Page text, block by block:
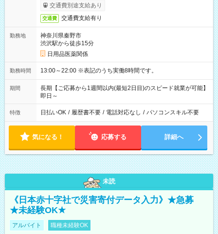
交通費別途支給あり
交通費 交通費支給有り
勤務地
神奈川県秦野市
渋沢駅から徒歩15分
日用品医薬関係
勤務時間 13:00～22:00 ※表記のうち実働8時間です。
期間
長期【ご応募から1週間以内(最短2日目)のスピード就業が可能】
即日～
特徴 日払いOK / 履歴書不要 / 電話対応なし / パソコンスキル不要
気になる！ 応募する 詳細へ
未読
《日本赤十字社で災害寄付データ入力》★急募
★未経験OK★
アルバイト 職種未経験OK